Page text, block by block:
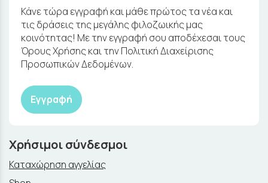
Κάνε τώρα εγγραφή και μάθε πρώτος τα νέα και
τις δράσεις της μεγάλης φιλοζωικής μας
κοινότητας! Με την εγγραφή σου αποδέχεσαι τους
Όρους Χρήσης και την Πολιτική Διαχείρισης
Προσωπικών Δεδομένων.
Εγγραφή
Χρήσιμοι σύνδεσμοι
Καταχώρηση αγγελίας